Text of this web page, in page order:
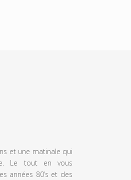
et une matinale qui
Le tout en vous
années 80’s et des